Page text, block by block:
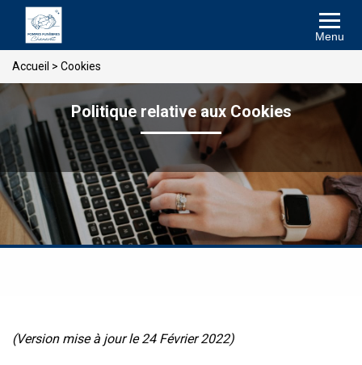
Menu
Accueil > Cookies
Politique relative aux Cookies
(Version mise à jour le 24 Février 2022)